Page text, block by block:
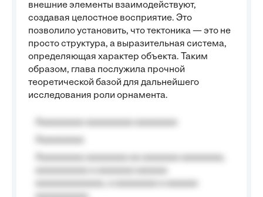
внешние элементы взаимодействуют,
создавая целостное восприятие. Это
позволило установить, что тектоника — это не
просто структура, а выразительная система,
определяющая характер объекта. Таким
образом, глава послужила прочной
теоретической базой для дальнейшего
исследования роли орнамента.